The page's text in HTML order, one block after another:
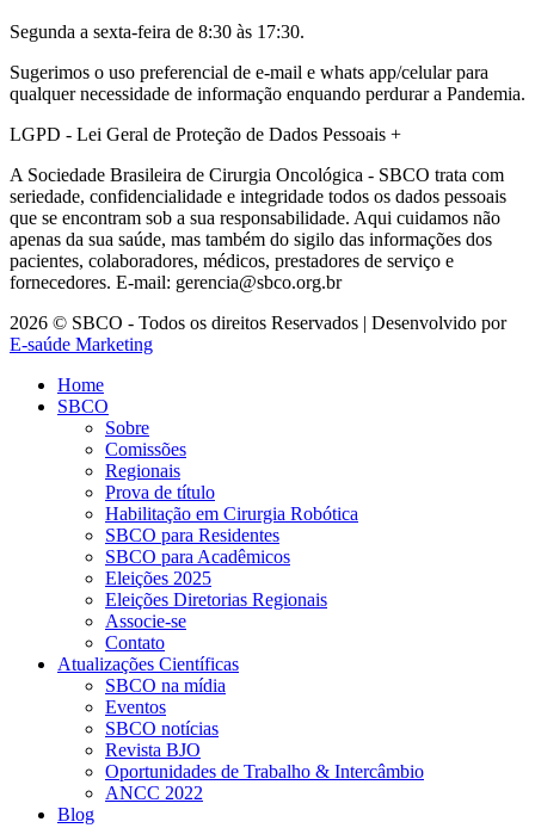
Segunda a sexta-feira de 8:30 às 17:30.
Sugerimos o uso preferencial de e-mail e whats app/celular para
qualquer necessidade de informação enquando perdurar a Pandemia.
LGPD - Lei Geral de Proteção de Dados Pessoais +
A Sociedade Brasileira de Cirurgia Oncológica - SBCO trata com
seriedade, confidencialidade e integridade todos os dados pessoais
que se encontram sob a sua responsabilidade. Aqui cuidamos não
apenas da sua saúde, mas também do sigilo das informações dos
pacientes, colaboradores, médicos, prestadores de serviço e
fornecedores. E-mail: gerencia@sbco.org.br
2026 © SBCO - Todos os direitos Reservados | Desenvolvido por
E-saúde Marketing
Home
SBCO
Sobre
Comissões
Regionais
Prova de título
Habilitação em Cirurgia Robótica
SBCO para Residentes
SBCO para Acadêmicos
Eleições 2025
Eleições Diretorias Regionais
Associe-se
Contato
Atualizações Científicas
SBCO na mídia
Eventos
SBCO notícias
Revista BJO
Oportunidades de Trabalho & Intercâmbio
ANCC 2022
Blog